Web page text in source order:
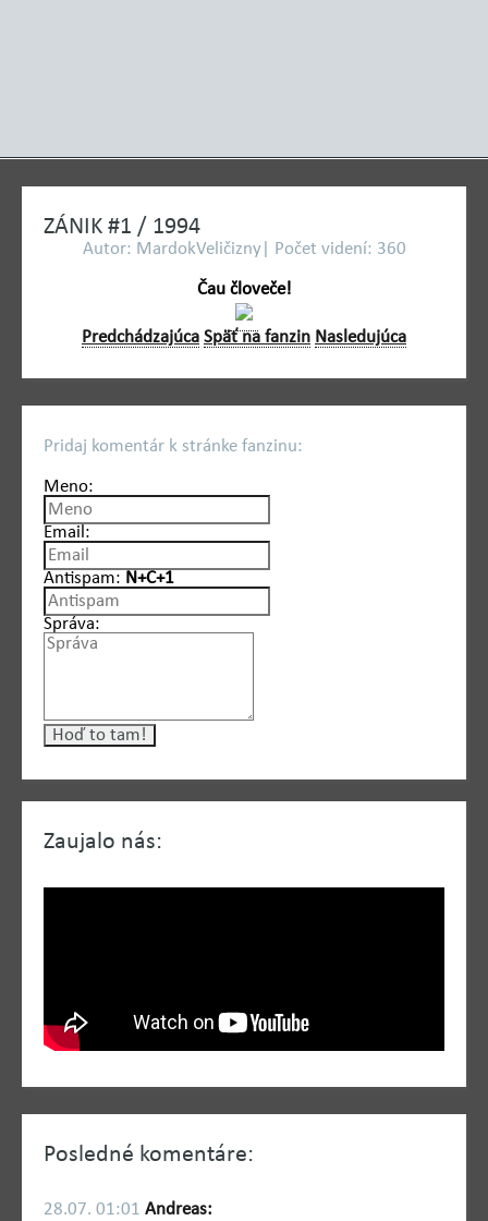
Zaujalo nás:
Posledné komentáre:
28.07. 01:01 Andreas:
ZÁNIK #1 / 1994
Autor: MardokVeličizny| Počet videní: 360
Čau človeče!
Predchádzajúca Späť na fanzin Nasledujúca
Pridaj komentár k stránke fanzinu:
Meno:
Email:
Antispam: N+C+1
Správa: